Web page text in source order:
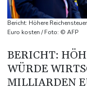
Dobrindt will
ausbauen
Iran bekräftigt harte
Gewalt überschattet
Basketball-WM:
Bericht: Höhere
Euro kosten / Foto: © AFP
BERICHT:
WÜRDE
MILLIARDEN